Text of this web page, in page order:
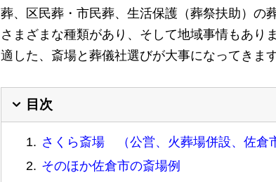
葬、区民葬・市民葬、生活保護（葬祭扶助）の
さまざまな種類があり、そして地域事情もあり
適した、斎場と葬儀社選びが大事になってきます
目次
さくら斎場 （公営、火葬場併設、佐倉
そのほか佐倉市の斎場例